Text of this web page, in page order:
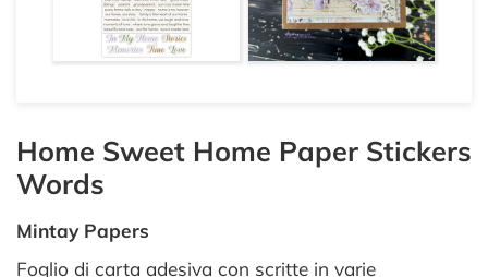
Home Sweet Home Paper Stickers
Words
Mintay Papers
Foglio di carta adesiva con scritte in varie